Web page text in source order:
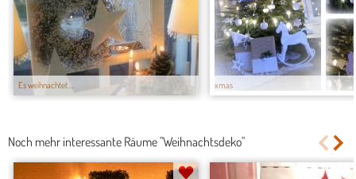
Es weihnachtet ... xmas
Noch mehr interessante Räume "Weihnachtsdeko"